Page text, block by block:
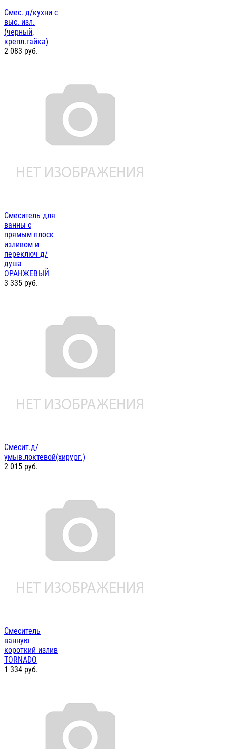
Смес. д/кухни с
выс. изл.
(черный,
крепл.гайка)
2 083 руб.
Смеситель для
ванны с
прямым плоск
изливом и
переключ д/
душа
ОРАНЖЕВЫЙ
3 335 руб.
Смесит.д/
умыв.локтевой(хирург.)
2 015 руб.
Смеситель
ванную
короткий излив
TORNADO
1 334 руб.